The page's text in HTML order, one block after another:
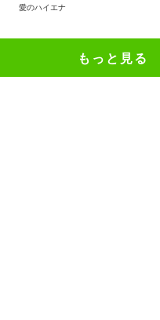
愛のハイエナ
もっと見る